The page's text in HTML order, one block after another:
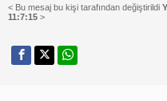
< Bu mesaj bu kişi tarafından değiştirildi
11:7:15 >